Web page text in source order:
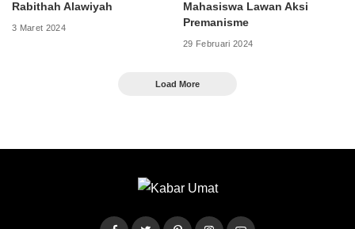
Rabithah Alawiyah
3 Maret 2024
Mahasiswa Lawan Aksi
Premanisme
29 Februari 2024
Load More